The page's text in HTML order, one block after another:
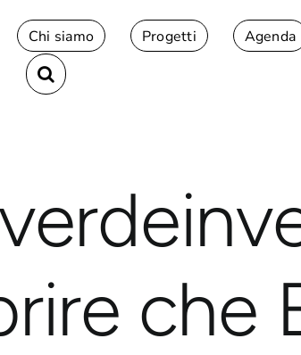
Chi siamo Progetti Agenda
che